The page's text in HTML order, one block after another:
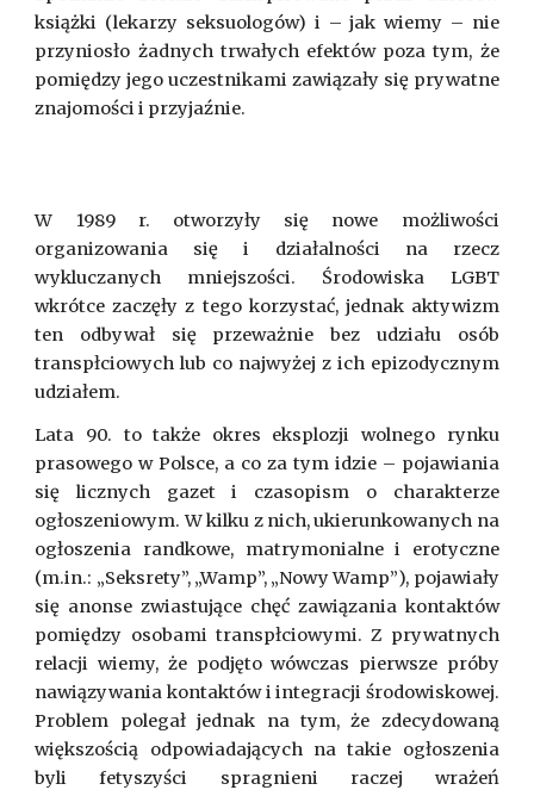
książki (lekarzy seksuologów) i – jak wiemy – nie
przyniosło żadnych trwałych efektów poza tym, że
pomiędzy jego uczestnikami zawiązały się prywatne
znajomości i przyjaźnie.
W 1989 r. otworzyły się nowe możliwości
organizowania się i działalności na rzecz
wykluczanych mniejszości. Środowiska LGBT
wkrótce zaczęły z tego korzystać, jednak aktywizm
ten odbywał się przeważnie bez udziału osób
transpłciowych lub co najwyżej z ich epizodycznym
udziałem.
Lata 90. to także okres eksplozji wolnego rynku
prasowego w Polsce, a co za tym idzie – pojawiania
się licznych gazet i czasopism o charakterze
ogłoszeniowym. W kilku z nich, ukierunkowanych na
ogłoszenia randkowe, matrymonialne i erotyczne
(m.in.: „Seksrety”, „Wamp”, „Nowy Wamp”), pojawiały
się anonse zwiastujące chęć zawiązania kontaktów
pomiędzy osobami transpłciowymi. Z prywatnych
relacji wiemy, że podjęto wówczas pierwsze próby
nawiązywania kontaktów i integracji środowiskowej.
Problem polegał jednak na tym, że zdecydowaną
większością odpowiadających na takie ogłoszenia
byli fetyszyści spragnieni raczej wrażeń